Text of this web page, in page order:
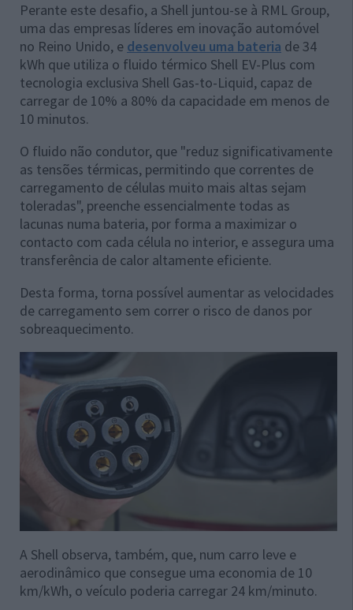
Perante este desafio, a Shell juntou-se à RML Group,
uma das empresas líderes em inovação automóvel
no Reino Unido, e desenvolveu uma bateria de 34
kWh que utiliza o fluido térmico Shell EV-Plus com
tecnologia exclusiva Shell Gas-to-Liquid, capaz de
carregar de 10% a 80% da capacidade em menos de
10 minutos.
O fluido não condutor, que "reduz significativamente
as tensões térmicas, permitindo que correntes de
carregamento de células muito mais altas sejam
toleradas", preenche essencialmente todas as
lacunas numa bateria, por forma a maximizar o
contacto com cada célula no interior, e assegura uma
transferência de calor altamente eficiente.
Desta forma, torna possível aumentar as velocidades
de carregamento sem correr o risco de danos por
sobreaquecimento.
A Shell observa, também, que, num carro leve e
aerodinâmico que consegue uma economia de 10
km/kWh, o veículo poderia carregar 24 km/minuto.